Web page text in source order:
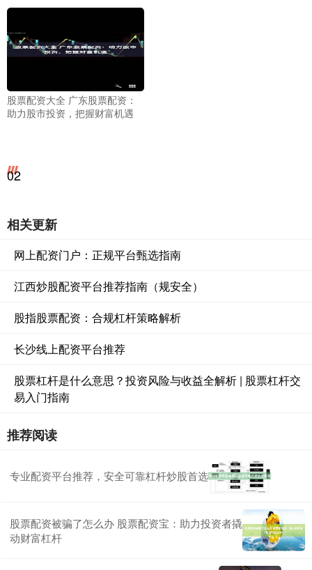
股票配资大全 广东股票配资：
助力股市投资，把握财富机遇
02
相关更新
网上配资门户：正规平台甄选指南
江西炒股配资平台推荐指南（规安全）
股指股票配资：合规杠杆策略解析
长沙线上配资平台推荐
股票杠杆是什么意思？投资风险与收益全解析 | 股票杠杆交
易入门指南
推荐阅读
专业配资平台推荐，安全可靠杠杆炒股首选
股票配资被骗了怎么办 股票配资宝：助力投资者撬
动财富杠杆